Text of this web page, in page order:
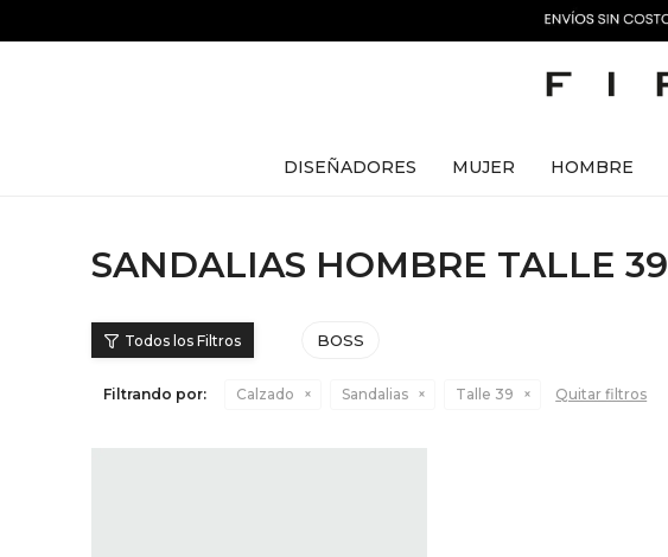
DISEÑADORES MUJER HOMBRE
SANDALIAS HOMBRE TALLE 39
BOSS
Filtrando por: Calzado Sandalias Talle 39 Quitar filtros